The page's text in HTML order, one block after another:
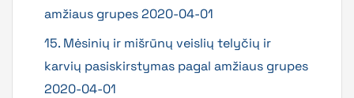
amžiaus grupes 2020-04-01
15. Mėsinių ir mišrūnų veislių telyčių ir
karvių pasiskirstymas pagal amžiaus grupes
2020-04-01